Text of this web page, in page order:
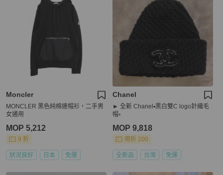
Moncler
MONCLER 黑色純棉連帽衫，二手男
女通用
MOP 5,212
9 折
狀況良好 日本 免運
Chanel
► 全新 Chanel▪️黑白雙C logo針織毛
帽▫️
MOP 9,818
現折 200
全新品 台灣 免運